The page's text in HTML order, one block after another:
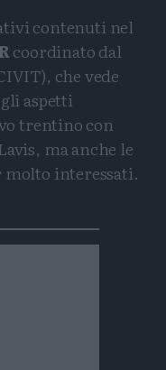
contenuti nel
coordinato dal
che vede
aspetti
trentino con
ma anche le
interessati.